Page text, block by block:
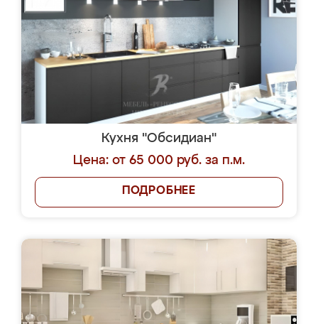
Кухня "Обсидиан"
Цена: от 65 000 руб. за п.м.
ПОДРОБНЕЕ